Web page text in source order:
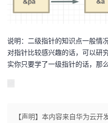
学
堂
我
持
的
我
说明：二级指针的知识点一般情
对指针比较感兴趣的话，可以研
实你只要学了一级指针的话，那
【声明】本内容来自华为云